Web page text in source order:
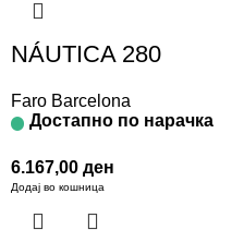
NÁUTICA 280
Faro Barcelona
Достапно по нарачка
6.167,00 ден
Додај во кошница